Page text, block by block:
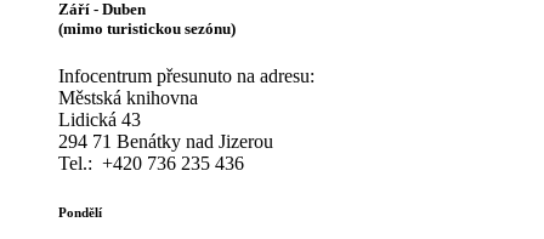
Září - Duben
(mimo turistickou sezónu)
Infocentrum přesunuto na adresu:
Městská knihovna
Lidická 43
294 71 Benátky nad Jizerou
Tel.: +420 736 235 436
Pondělí